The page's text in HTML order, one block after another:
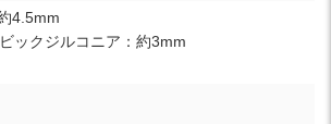
4.5mm
ックジルコニア：約3mm